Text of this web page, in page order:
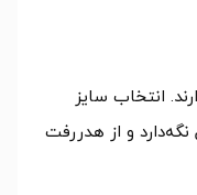
انتخاب سایز
و از هدررفت